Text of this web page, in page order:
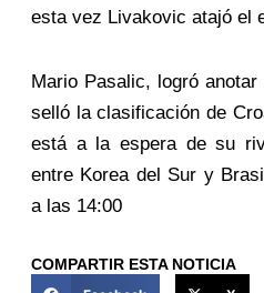
esta vez Livakovic atajó el
Mario Pasalic, logró
selló la clasificación de
está a la espera de su
entre Korea del Sur y
a las 14:00
COMPARTIR ESTA NOTICIA